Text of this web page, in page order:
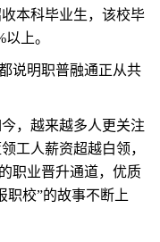
本科毕业生，该校毕
上。
说明职普融通正从共
，越来越多人更关注
工人薪资超越白领，
职业晋升通道，优质
职校”的故事不断上